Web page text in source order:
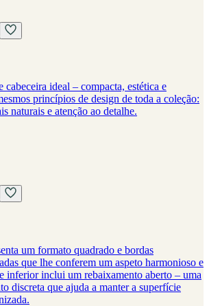
cabeceira ideal – compacta, estética e
princípios de design de toda a coleção:
naturais e atenção ao detalhe.
um formato quadrado e bordas
que lhe conferem um aspeto harmonioso e
inferior inclui um rebaixamento aberto – uma
discreta que ajuda a manter a superfície